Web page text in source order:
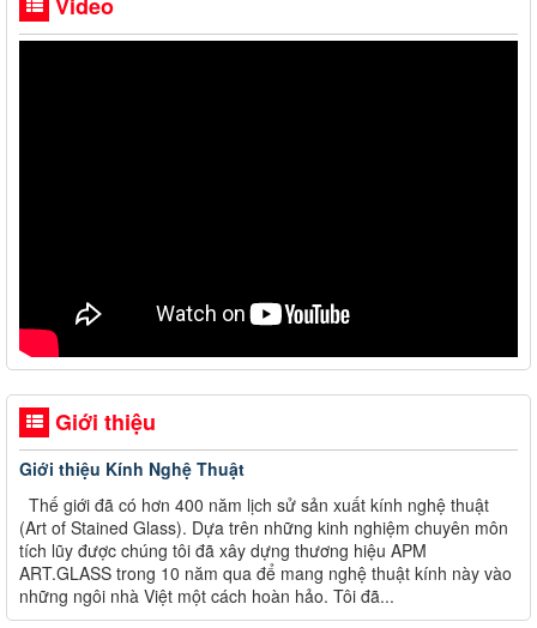
Giới thiệu
Giới thiệu Kính Nghệ Thuật
Thế giới đã có hơn 400 năm lịch sử sản xuất kính nghệ thuật
(Art of Stained Glass). Dựa trên những kinh nghiệm chuyên môn
tích lũy được chúng tôi đã xây dựng thương hiệu APM
ART.GLASS trong 10 năm qua để mang nghệ thuật kính này vào
những ngôi nhà Việt một cách hoàn hảo. Tôi đã...